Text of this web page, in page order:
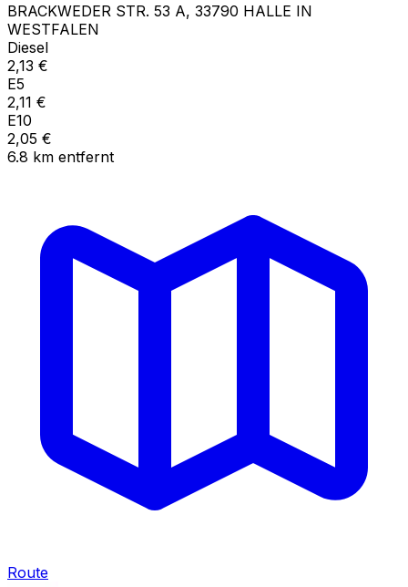
BRACKWEDER STR. 53 A, 33790 HALLE IN
WESTFALEN
Diesel
2,13 €
E5
2,11 €
E10
2,05 €
6.8 km entfernt
Route